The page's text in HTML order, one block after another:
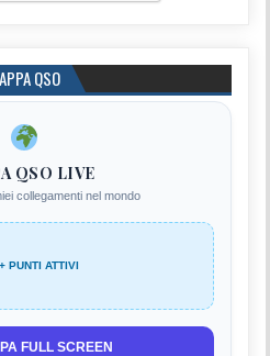
QSO
QSO LIVE
collegamenti nel mondo
PUNTI ATTIVI
FULL SCREEN